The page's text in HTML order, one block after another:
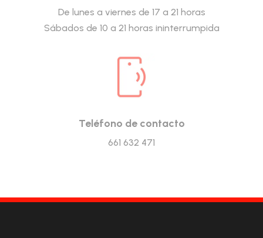
De lunes a viernes de 17 a 21 horas
Sábados de 10 a 21 horas ininterrumpida
Teléfono de contacto
661 632 471